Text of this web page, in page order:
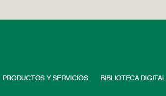
PRODUCTOS Y SERVICIOS BIBLIOTECA DIGITAL